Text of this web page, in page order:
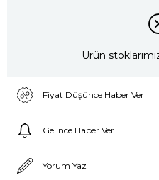
Ürün
Fiyat Düşünce Haber Ver
Gelince Haber Ver
Yorum Yaz